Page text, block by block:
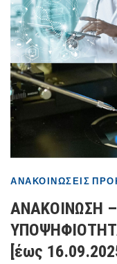
ΑΝΑΚΟΙΝΏΣΕΙΣ
ΑΝΑΚΟΙΝΩΣΗ
[έως